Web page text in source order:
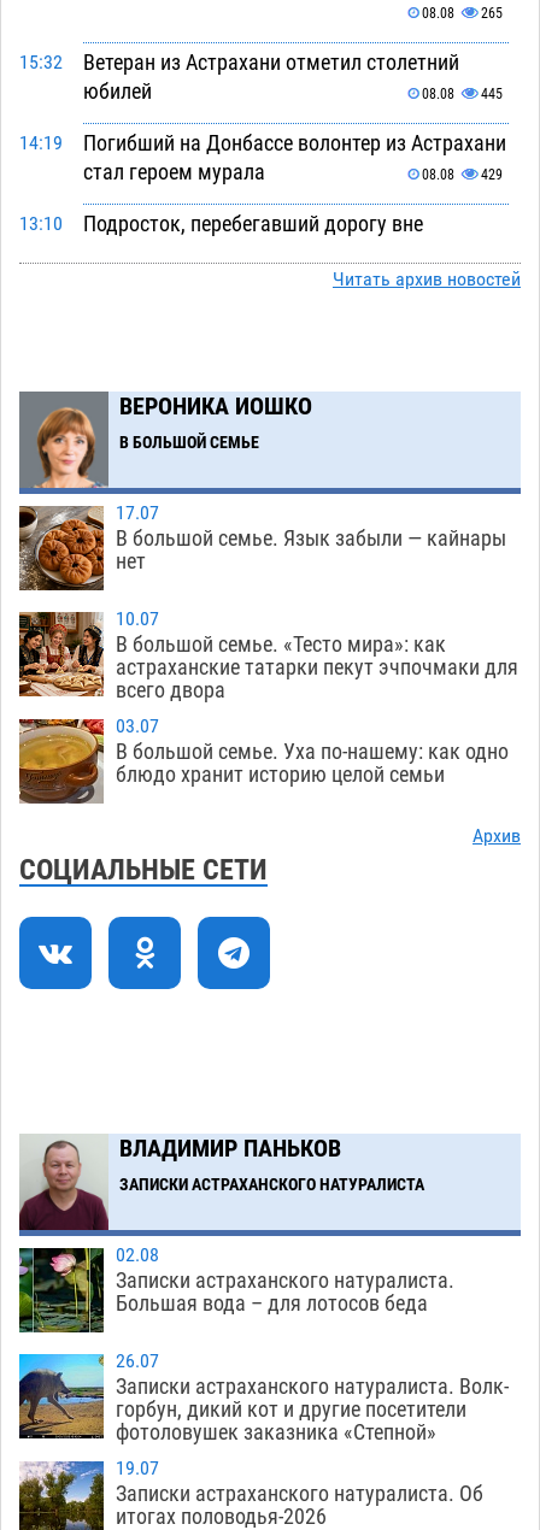
08.08 265
15:32
Ветеран из Астрахани отметил столетний
юбилей
08.08 445
14:19
Погибший на Донбассе волонтер из Астрахани
стал героем мурала
08.08 429
13:10
Подросток, перебегавший дорогу вне
08.08 567
08.08 369
10:51
Фаворитская ноша: астраханские
гандболисты крупно проиграли пермякам
09:00
Лидеры чеченской диаспоры в Астрахани
осудили выходку молодого лихача с улицы
Никольской
18:00
Завтра астраханцы проведут день в режиме
экстремальной температурной нагрузки
17:09
Астраханский котлован с мусором угрожает
плодородию Харабалинского района
578
16:24
Игорь Редькин проинспектировал
земельного массива для льготников
14:44
Астраханские кутилы сменили барные стойки
на полицейские дежурки
Читать архив новостей
ВЕРОНИКА ИОШКО
В БОЛЬШОЙ СЕМЬЕ
17.07
В большой семье. Язык забыли — кайнары
нет
10.07
В большой семье. «Тесто мира»: как
астраханские татарки пекут эчпочмаки для
всего двора
03.07
В большой семье. Уха по-нашему: как одно
блюдо хранит историю целой семьи
Архив
СОЦИАЛЬНЫЕ СЕТИ
ВЛАДИМИР ПАНЬКОВ
ЗАПИСКИ АСТРАХАНСКОГО НАТУРАЛИСТА
02.08
Записки астраханского натуралиста.
Большая вода – для лотосов беда
26.07
Записки астраханского натуралиста. Волк-
горбун, дикий кот и другие посетители
фотоловушек заказника «Степной»
19.07
Записки астраханского натуралиста. Об
итогах половодья-2026